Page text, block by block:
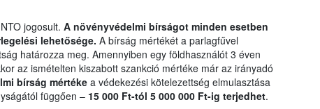
jogosult. A növényvédelmi bírságot minden esetben
lehetősége. A bírság mértékét a parlagfűvel
határozza meg. Amennyiben egy földhasználót 3 éven
az ismételten kiszabott szankció mértéke már az irányadó
bírság mértékea védekezési kötelezettség elmulasztása
függően – 15 000 Ft-tól 5 000 000 Ft-ig terjedhet.